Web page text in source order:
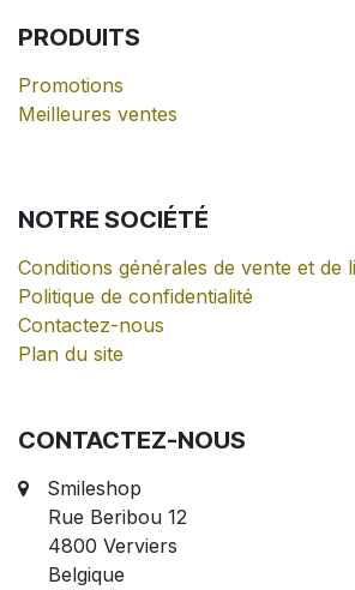
PRODUITS
Promotions
Meilleures ventes
NOTRE SOCIÉTÉ
Conditions générales de vente et de
Politique de confidentialité
Contactez-nous
Plan du site
CONTACTEZ-NOUS
Smileshop
Rue Beribou 12
4800 Verviers
Belgique